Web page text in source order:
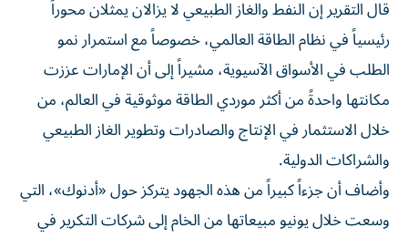
قال التقرير إن النفط والغاز الطبيعي لا يزالان يمثلان محوراً
رئيسياً في نظام الطاقة العالمي، خصوصاً مع استمرار نمو
الطلب في الأسواق الآسيوية، مشيراً إلى أن الإمارات عززت
مكانتها واحدةً من أكثر موردي الطاقة موثوقية في العالم، من
خلال الاستثمار في الإنتاج والصادرات وتطوير الغاز الطبيعي
والشراكات الدولية.
وأضاف أن جزءاً كبيراً من هذه الجهود يتركز حول «أدنوك»، التي
وسعت خلال يونيو مبيعاتها من الخام إلى شركات التكرير في